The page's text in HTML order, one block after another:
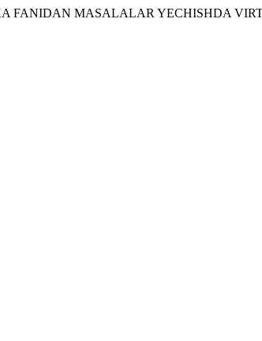
FANIDAN MASALALAR YECHISHDA